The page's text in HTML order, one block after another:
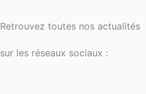
Retrouvez toutes nos actualités
sur les réseaux sociaux :